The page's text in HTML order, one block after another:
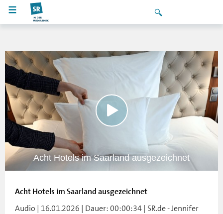
Acht Hotels im Saarland ausgezeichnet
Acht Hotels im Saarland ausgezeichnet
Audio | 16.01.2026 | Dauer: 00:00:34 | SR.de - Jennifer